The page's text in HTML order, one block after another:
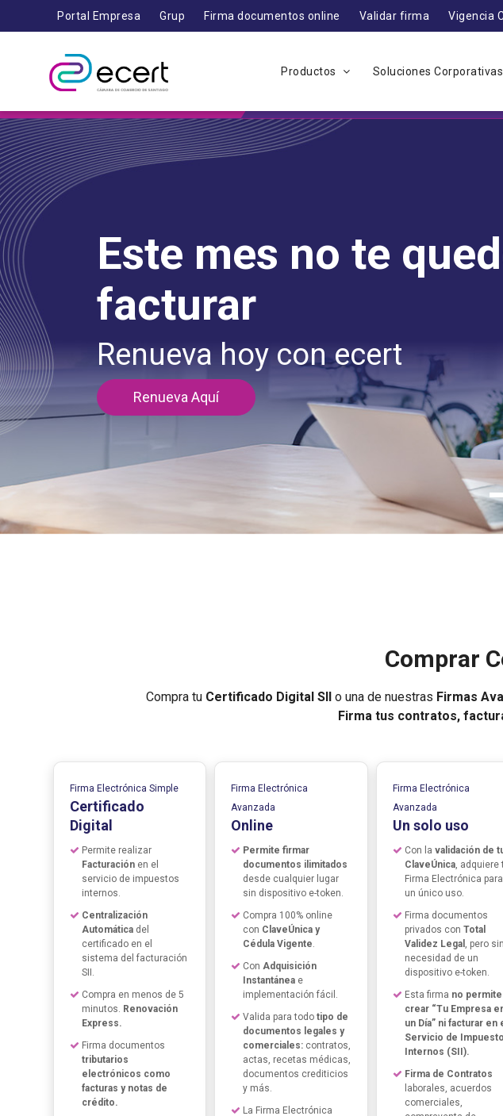
Portal Empresa Grup Firma documentos online Validar firma Vigencia
Productos Soluciones Corporativas
Deja que tus firmas
documentos
fluyan y despreocúpate
Conoce Grup
Comprar
Compra tu Certificado Digital SII o una de nuestras Firmas
Firma tus contratos,
Firma Electrónica Simple
Certificado
Digital
Permite realizar
Facturación en el
servicio de impuestos
internos.
Centralización
Automática del
certificado en el
sistema del facturación
SII.
Compra en menos de 5
minutos. Renovación
Express.
Firma documentos
tributarios
electrónicos como
facturas y notas de
crédito.
Firma Electrónica
Avanzada
Online
Permite firmar
documentos ilimitados
desde cualquier lugar
sin dispositivo e-token.
Compra 100% online
con ClaveÚnica y
Cédula Vigente.
ConAdquisición
Instantánea e
implementación fácil.
Valida para todotipo de
documentos legales y
comerciales: contratos,
actas, recetas médicas,
documentos crediticios
y más.
La Firma Electrónica
Firma Electrónica
Avanzada
Un solo uso
Con la validación de
ClaveÚnica, adquiere
Firma Electrónica para
un único uso.
Firma documentos
privados con Total
Validez Legal , pero sin
necesidad de un
dispositivo e-token.
Esta firma no permite
crear “Tu Empresa
un Día” ni facturar en
Servicio de
Internos (SII).
Firma de Contratos
laborales, acuerdos
comerciales,